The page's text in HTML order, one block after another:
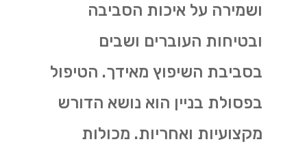
ושמירה על איכות הסביבה
ובטיחות העוברים ושבים
בסביבת השיפוץ מאידך. הטיפול
בפסולת בניין הוא נושא הדורש
מקצועיות ואחריות. מכולות